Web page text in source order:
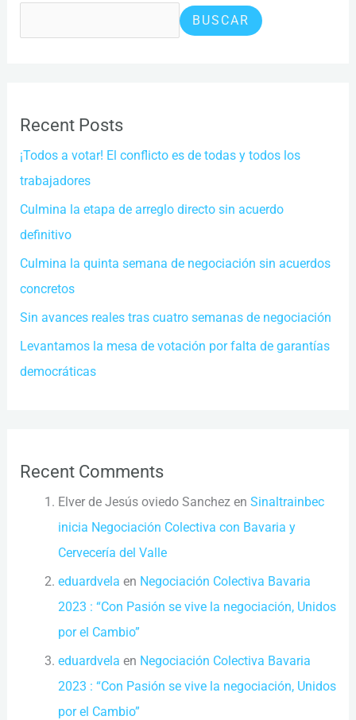
BUSCAR
Recent Posts
¡Todos a votar! El conflicto es de todas y todos los
trabajadores
Culmina la etapa de arreglo directo sin acuerdo
definitivo
Culmina la quinta semana de negociación sin acuerdos
concretos
Sin avances reales tras cuatro semanas de negociación
Levantamos la mesa de votación por falta de garantías
democráticas
Recent Comments
Elver de Jesús oviedo Sanchezen Sinaltrainbec
inicia Negociación Colectiva con Bavaria y
Cervecería del Valle
eduardvela en Negociación Colectiva Bavaria
2023 : “Con Pasión se vive la negociación, Unidos
por el Cambio”
eduardvela en Negociación Colectiva Bavaria
2023 : “Con Pasión se vive la negociación, Unidos
por el Cambio”